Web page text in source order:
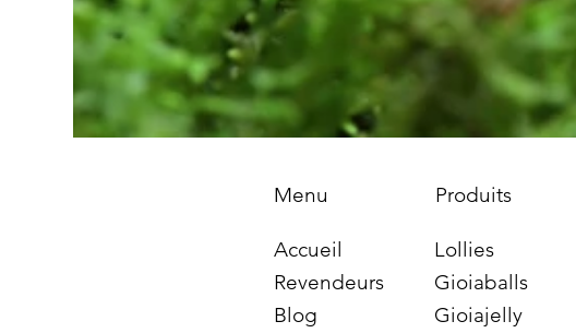
Menu
Accueil
Revendeurs
Blog
Produits
Lollies
Gioiaballs
Gioiajelly